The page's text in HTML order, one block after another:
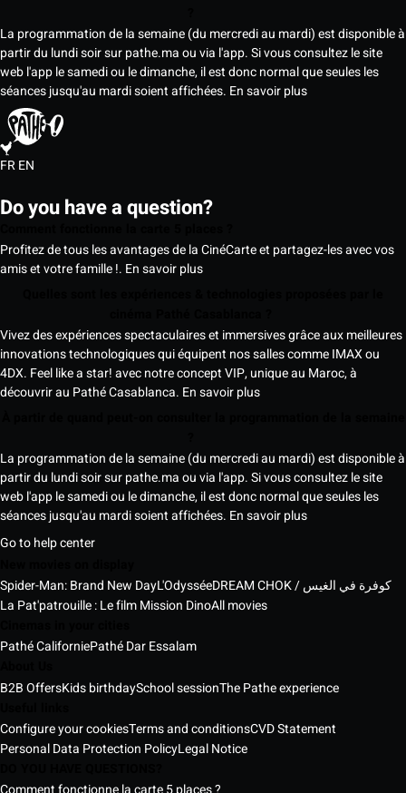
La programmation de la semaine (du mercredi au mardi) est disponible à
partir du lundi soir sur pathe.ma ou via l'app. Si vous consultez le site
web l'app le samedi ou le dimanche, il est donc normal que seules les
séances jusqu'au mardi soient affichées. En savoir plus
FREN
Do you have a question?
Profitez de tous les avantages de la CinéCarte et partagez-les avec vos
amis et votre famille !. En savoir plus
Vivez des expériences spectaculaires et immersives grâce aux meilleures
innovations technologiques qui équipent nos salles comme IMAX ou
4DX. Feel like a star! avec notre concept VIP, unique au Maroc, à
découvrir au Pathé Casablanca. En savoir plus
La programmation de la semaine (du mercredi au mardi) est disponible à
partir du lundi soir sur pathe.ma ou via l'app. Si vous consultez le site
web l'app le samedi ou le dimanche, il est donc normal que seules les
séances jusqu'au mardi soient affichées. En savoir plus
Go to help center
Spider-Man: Brand New DayL'Odyssée
DREAM CHOK / كوفرة في الغيس
La Pat'patrouille : Le film Mission DinoAll movies
Pathé CaliforniePathé Dar Essalam
B2B OffersKids birthdaySchool sessionThe Pathe experience
Configure your cookiesTerms and conditionsCVD Statement
Personal Data Protection PolicyLegal Notice